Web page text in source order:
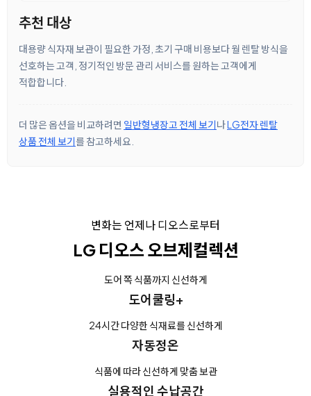
추천 대상
대용량 식자재 보관이 필요한 가정, 초기 구매 비용보다 월 렌탈 방식을
선호하는 고객, 정기적인 방문 관리 서비스를 원하는 고객에게
적합합니다.
더 많은 옵션을 비교하려면 일반형냉장고 전체 보기나LG전자 렌탈
상품 전체 보기를 참고하세요.
변화는 언제나 디오스로부터
LG 디오스 오브제컬렉션
도어 쪽 식품까지 신선하게
도어쿨링+
24시간 다양한 식재료를 신선하게
자동정온
식품에 따라 신선하게 맞춤 보관
실용적인 수납공간